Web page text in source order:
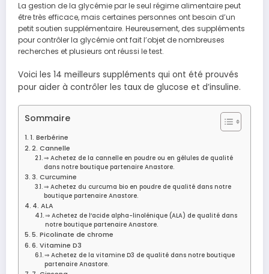
La gestion de la glycémie par le seul régime alimentaire peut
être très efficace, mais certaines personnes ont besoin d’un
petit soutien supplémentaire. Heureusement, des suppléments
pour contrôler la glycémie ont fait l’objet de nombreuses
recherches et plusieurs ont réussi le test.
Voici les 14 meilleurs suppléments qui ont été prouvés
pour aider à contrôler les taux de glucose et d’insuline.
Sommaire
1. Berbérine
2. Cannelle
⇒ Achetez de la cannelle en poudre ou en gélules de qualité
dans notre boutique partenaire Anastore.
3. Curcumine
⇒ Achetez du curcuma bio en poudre de qualité dans notre
boutique partenaire Anastore.
4. ALA
⇒ Achetez de l’acide alpha-linolénique (ALA) de qualité dans
notre boutique partenaire Anastore.
5. Picolinate de chrome
6. Vitamine D3
⇒ Achetez de la vitamine D3 de qualité dans notre boutique
partenaire Anastore.